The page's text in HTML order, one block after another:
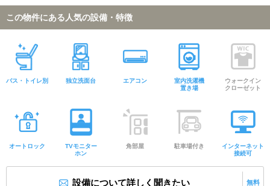
この物件にある人気の設備・特徴
バス・トイレ別 独立洗面台 エアコン
室内洗濯機
置き場
ウォークイン
クローゼット
オートロック
TVモニター
ホン
角部屋 駐車場付き
インターネット
接続可
設備について詳しく聞きたい 無料